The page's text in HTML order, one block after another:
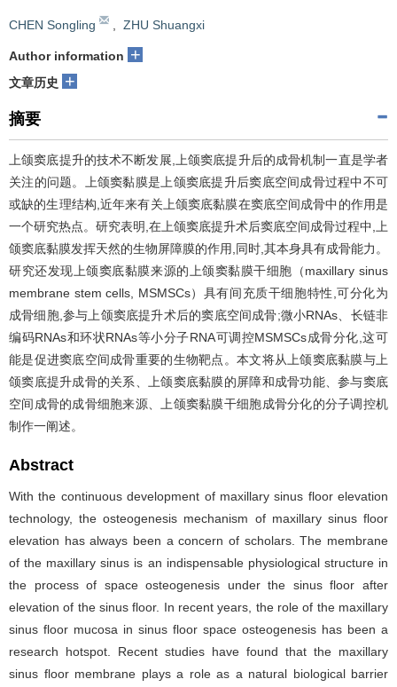
CHEN Songling ZHU Shuangxi
Author information +
文章历史 +
摘要
上颌窦底提升的技术不断发展,上颌窦底提升后的成骨机制一直是学者
关注的问题。上颌窦黏膜是上颌窦底提升后窦底空间成骨过程中不可
或缺的生理结构,近年来有关上颌窦底黏膜在窦底空间成骨中的作用是
一个研究热点。研究表明,在上颌窦底提升术后窦底空间成骨过程中,上
颌窦底黏膜发挥天然的生物屏障膜的作用,同时,其本身具有成骨能力。
研究还发现上颌窦底黏膜来源的上颌窦黏膜干细胞（maxillary sinus
membrane stem cells, MSMSCs）具有间充质干细胞特性,可分化为
成骨细胞,参与上颌窦底提升术后的窦底空间成骨;微小RNAs、长链非
编码RNAs和环状RNAs等小分子RNA可调控MSMSCs成骨分化,这可
能是促进窦底空间成骨重要的生物靶点。本文将从上颌窦底黏膜与上
颌窦底提升成骨的关系、上颌窦底黏膜的屏障和成骨功能、参与窦底
空间成骨的成骨细胞来源、上颌窦黏膜干细胞成骨分化的分子调控机
制作一阐述。
Abstract
With the continuous development of maxillary sinus floor elevation
technology, the osteogenesis mechanism of maxillary sinus floor
elevation has always been a concern of scholars. The membrane
of the maxillary sinus is an indispensable physiological structure in
the process of space osteogenesis under the sinus floor after
elevation of the sinus floor. In recent years, the role of the maxillary
sinus floor mucosa in sinus floor space osteogenesis has been a
research hotspot. Recent studies have found that the maxillary
sinus floor membrane plays a role as a natural biological barrier